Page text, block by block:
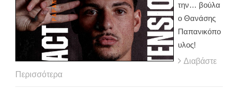
την… βούλα
ο Θανάσης
Παπανικόπο
υλος!
Διαβάστε
Περισσότερα